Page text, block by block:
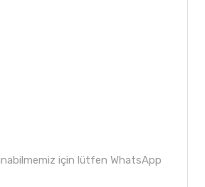
için lütfen WhatsApp